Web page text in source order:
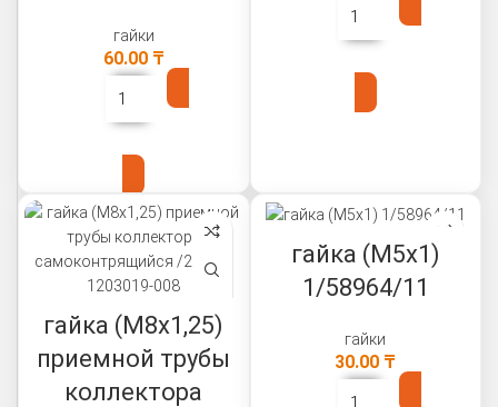
гайки
60.00 ₸
гайка (М8х1,25)
приемной трубы
коллектора
гайка (М5х1)
1/58964/11
гайки
30.00 ₸